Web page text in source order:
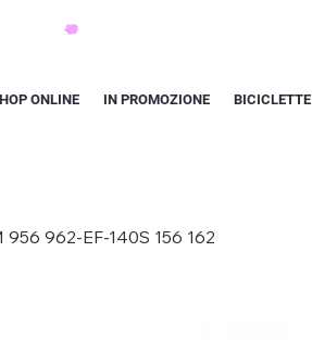
ONLINE IN PROMOZIONE BICICLETTE
962-EF-140S 156 162